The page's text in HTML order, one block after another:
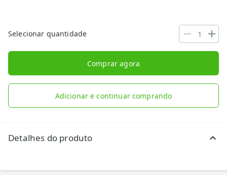
Selecionar quantidade
Comprar agora
Adicionar e continuar comprando
Detalhes do produto